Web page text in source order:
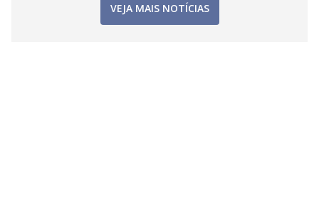
VEJA MAIS NOTÍCIAS